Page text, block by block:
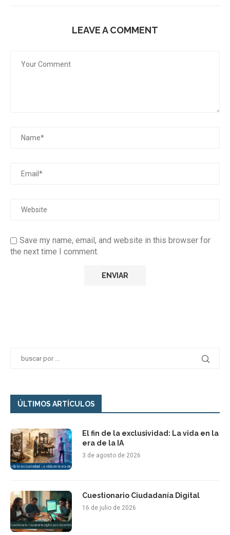
LEAVE A COMMENT
Save my name, email, and website in this browser for
the next time I comment.
ÚLTIMOS ARTÍCULOS
El fin de la exclusividad: La vida en la
era de la IA
3 de agosto de 2026
Cuestionario Ciudadanía Digital
16 de julio de 2026